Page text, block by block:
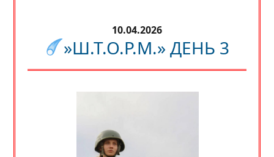
10.04.2026
»Ш.Т.О.Р.М.» ДЕНЬ 3